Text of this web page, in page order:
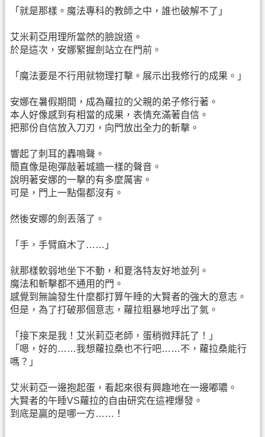
「就是那樣。魔法專科的教師之中，誰也破解不了」
艾米莉亞用理所當然的臉說道。
於是這次，安娜緊握劍站立在門前。
「魔法要是不行用就物理打擊。展示出我修行的成果。」
安娜在暑假期間，成為蘿拉的父親的弟子修行著。
本人好像感到有相當的成果，表情充滿著自信。
把那份自信放入刀刃，向門放出全力的斬擊。
響起了刺耳的轟鳴聲。
簡直像是砲彈敲著城牆一樣的聲音。
說明著安娜的一擊的有多麼厲害。
可是，門上一點傷都沒有。
然後安娜的劍丟落了。
「手，手臂麻木了……」
就那樣軟弱地坐下不動，和夏洛特友好地並列。
魔法和斬擊都不通用的門。
感覺到無論發生什麼都打算午睡的大賢者的強大的意志。
但是，為了打破那個意志，蘿拉粗暴地呼出了氣。
「接下來是我！艾米莉亞老師，蛋稍微拜託了！」
「嗯，好的……我想蘿拉桑也不行吧……不，蘿拉桑能行
嗎？」
艾米莉亞一邊抱起蛋，看起來很有興趣地在一邊嘟噥。
大賢者的午睡VS蘿拉的自由研究在這裡爆發。
到底是贏的是哪一方……！